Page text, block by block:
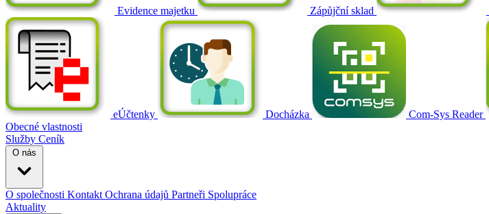
Evidence majetku Zápůjční sklad
eÚčtenky Docházka Com-Sys Reader
Obecné vlastnosti
Služby Ceník
O nás
O společnosti Kontakt Ochrana údajů Partneři Spolupráce
Aktuality